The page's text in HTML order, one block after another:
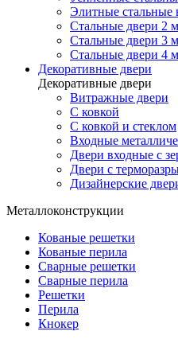
Элитные стальные
Стальные двери 2
Стальные двери 3
Стальные двери 4
Декоративные двери
Декоративные двери
Витражные двери
С ковкой
С ковкой и стеклом
Входные
Двери входные с
Двери с
Дизайнерские
Металлоконструкции
Кованые решетки
Кованые перила
Сварные решетки
Сварные перила
Решетки
Перила
Кнокер